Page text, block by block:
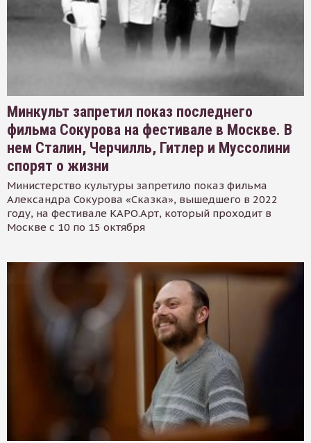
Минкульт запретил показ последнего
фильма Сокурова на фестивале в Москве. В
нем Сталин, Черчилль, Гитлер и Муссолини
спорят о жизни
Министерство культуры запретило показ фильма
Александра Сокурова «Сказка», вышедшего в 2022
году, на фестивале КАРО.Арт, который проходит в
Москве с 10 по 15 октября